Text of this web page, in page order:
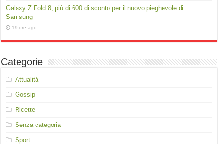
Galaxy Z Fold 8, più di 600 di sconto per il nuovo pieghevole di
Samsung
19 ore ago
Categorie
Attualità
Gossip
Ricette
Senza categoria
Sport